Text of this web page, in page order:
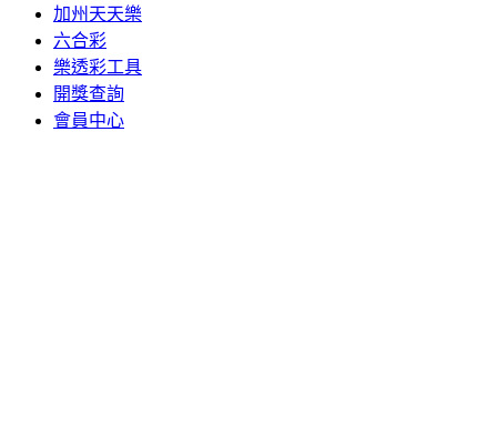
加州天天樂
六合彩
樂透彩工具
開獎查詢
會員中心